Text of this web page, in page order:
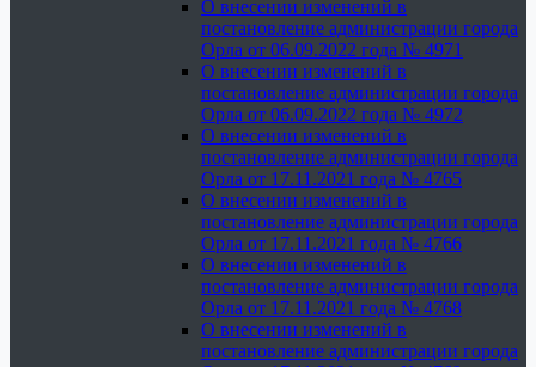
О внесении изменений в
постановление администрации города
Орла от 06.09.2022 года № 4971
О внесении изменений в
постановление администрации города
Орла от 06.09.2022 года № 4972
О внесении изменений в
постановление администрации города
Орла от 17.11.2021 года № 4765
О внесении изменений в
постановление администрации города
Орла от 17.11.2021 года № 4766
О внесении изменений в
постановление администрации города
Орла от 17.11.2021 года № 4768
О внесении изменений в
постановление администрации города